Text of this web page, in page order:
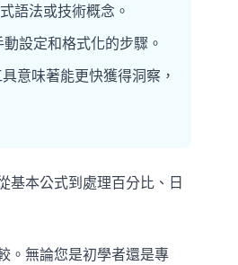
語法或技術概念。
設定和格式化的步驟。
意味著能更快獲得洞察，
基本公式到處理百分比、日
。無論您是初學者還是專